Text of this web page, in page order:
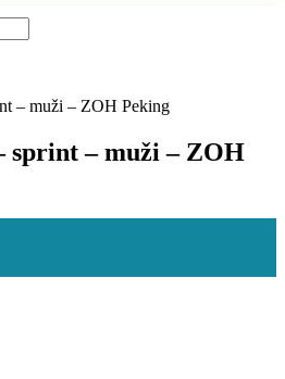
– muži – ZOH Peking
sprint – muži – ZOH